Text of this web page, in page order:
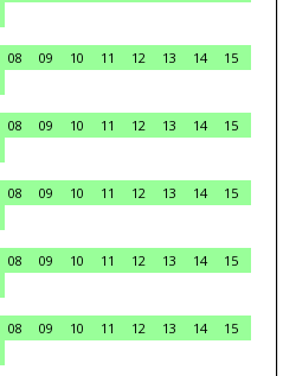
08 09 10 11 12 13 14
15
08 09 10 11 12 13 14
15
08 09 10 11 12 13 14
15
08 09 10 11 12 13 14
15
08 09 10 11 12 13 14
15